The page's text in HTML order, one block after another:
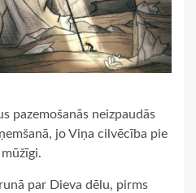
pazemošanās neizpaudās
jo Viņa cilvēcība pie
par Dieva dēlu, pirms